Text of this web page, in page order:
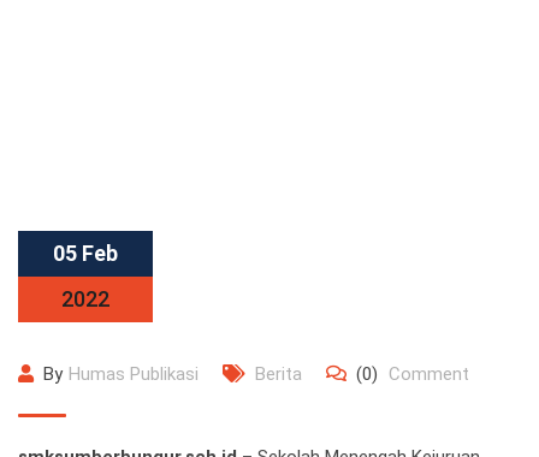
05 Feb
2022
By Humas Publikasi Berita (0) Comment